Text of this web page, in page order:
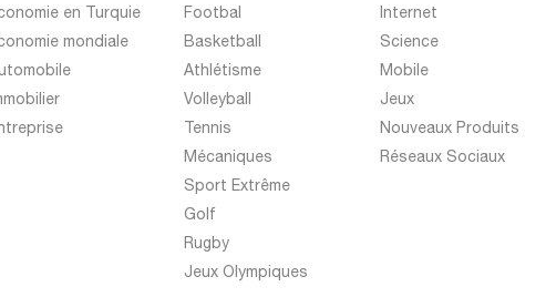
en Turquie
mondiale
Footbal
Basketball
Athlétisme
Volleyball
Tennis
Mécaniques
Sport Extrême
Golf
Rugby
Jeux Olympiques
Internet
Science
Mobile
Jeux
Nouveaux Produits
Réseaux Sociaux